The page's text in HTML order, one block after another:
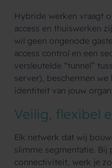
Hybride werken vraagt
access en thuiswerken
wil geen ongenode
access control en een
versleutelde “tunnel”
server), beschermen
identiteit van jouw
Veilig, flexibel
Elk netwerk dat wij
slimme segmentatie. Bij
connectiviteit, werk je